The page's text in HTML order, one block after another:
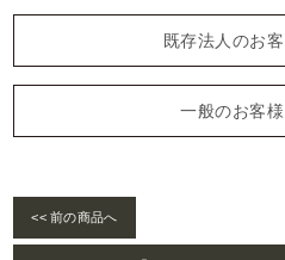
既存法人のお
一般のお客
<< 前の商品へ